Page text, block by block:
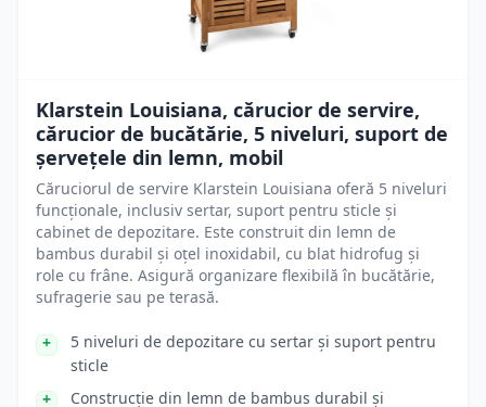
Klarstein Louisiana, cărucior de servire,
cărucior de bucătărie, 5 niveluri, suport de
șervețele din lemn, mobil
Căruciorul de servire Klarstein Louisiana oferă 5 niveluri
funcționale, inclusiv sertar, suport pentru sticle și
cabinet de depozitare. Este construit din lemn de
bambus durabil și oțel inoxidabil, cu blat hidrofug și
role cu frâne. Asigură organizare flexibilă în bucătărie,
sufragerie sau pe terasă.
5 niveluri de depozitare cu sertar și suport pentru
sticle
Construcție din lemn de bambus durabil și